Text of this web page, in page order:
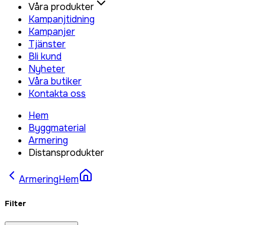
Våra produkter
Kampanjtidning
Kampanjer
Tjänster
Bli kund
Nyheter
Våra butiker
Kontakta oss
Hem
Byggmaterial
Armering
Distansprodukter
ArmeringHem
Filter